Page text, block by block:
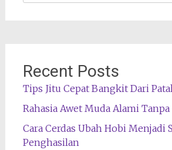
Recent Posts
Tips Jitu Cepat Bangkit Dari
Rahasia Awet Muda Alami
Cara Cerdas Ubah Hobi Menjadi
Penghasilan